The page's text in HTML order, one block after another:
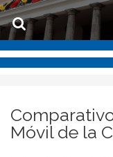
Móvil de la